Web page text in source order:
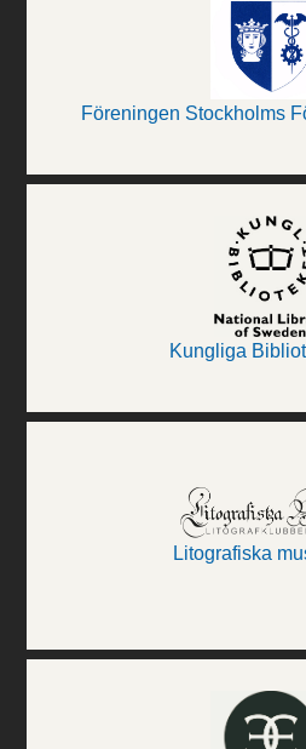
Föreningen Stockholms
Kungliga
Litografiska